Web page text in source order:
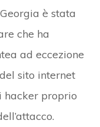
è stata
che ha
ad eccezione
sito internet
hacker proprio